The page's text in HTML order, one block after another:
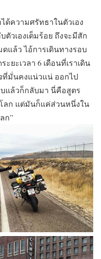
ด้ความศรัทธาในตัวเอง
ตัวเองเต็มร้อย ถึงจะมีสัก
แล้ว ไอ้การเดินทางรอบ
ยะเวลา 6 เดือนที่เราเดิน
ที่มั่นคงแน่วแน่ ออกไป
แล้วก็กลับมา นี่คือสูตร
ลก แต่มันก็แค่ส่วนหนึ่งใน
ก”